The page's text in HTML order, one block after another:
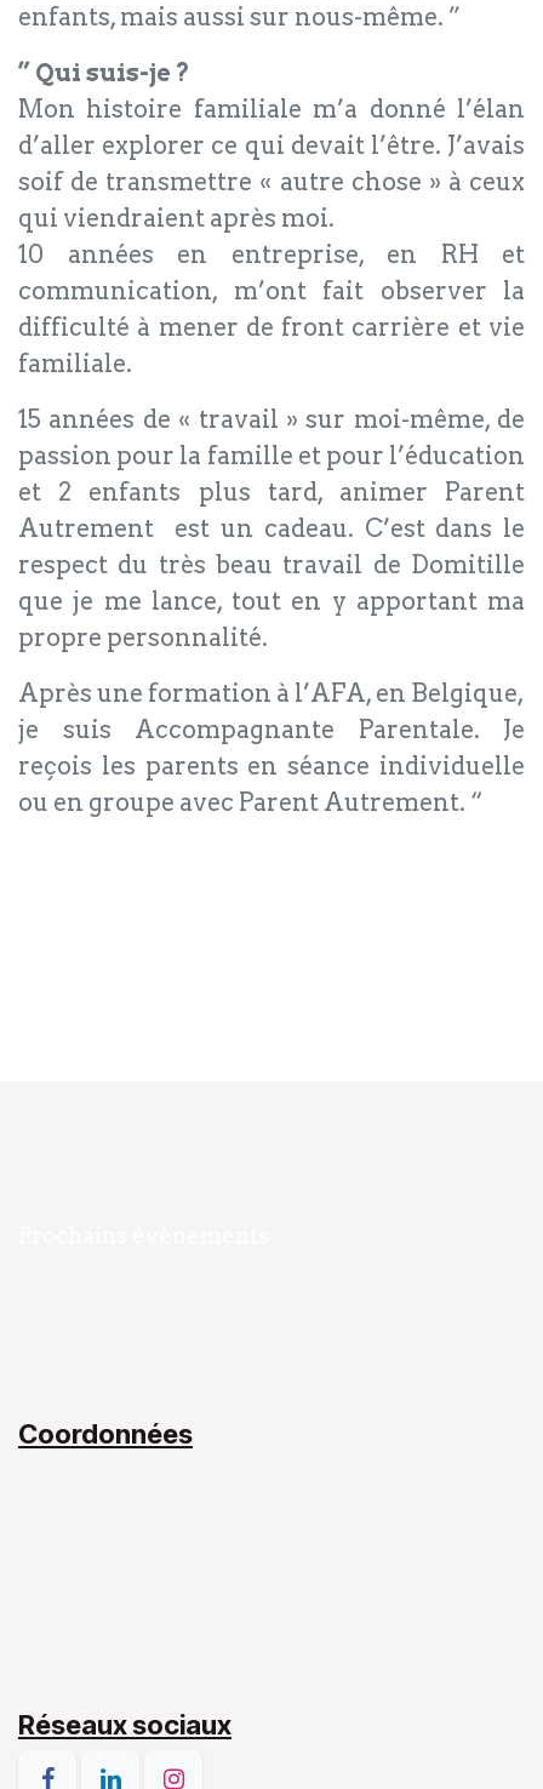
enfants, mais aussi sur nous-même. ”
” Qui suis-je ?
Mon histoire familiale m’a donné l’élan
d’aller explorer ce qui devait l’être. J’avais
soif de transmettre « autre chose » à ceux
qui viendraient après moi.
10 années en entreprise, en RH et
communication, m’ont fait observer la
difficulté à mener de front carrière et vie
familiale.
15 années de « travail » sur moi-même, de
passion pour la famille et pour l’éducation
et 2 enfants plus tard, animer Parent
Autrement est un cadeau. C’est dans le
respect du très beau travail de Domitille
que je me lance, tout en y apportant ma
propre personnalité.
Après une formation à l’AFA, en Belgique,
je suis Accompagnante Parentale. Je
reçois les parents en séance individuelle
ou en groupe avec Parent Autrement. “
Coordonnées
Réseaux sociaux